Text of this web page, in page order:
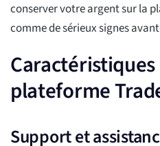
conserver votre argent sur la
comme de sérieux signes
Caractéristiques
plateforme
Support et